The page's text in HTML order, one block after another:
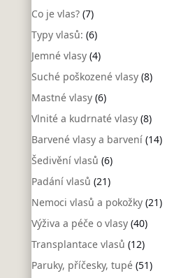
Co je vlas?(7)
Typy vlasů: (6)
Jemné vlasy(4)
Suché poškozené vlasy(8)
Mastné vlasy(6)
Vlnité a kudrnaté vlasy(8)
Barvené vlasy a barvení(14)
Šedivění vlasů (6)
Padání vlasů (21)
Nemoci vlasů a pokožky(21)
Výživa a péče o vlasy(40)
Transplantace vlasů (12)
Paruky, příčesky, tupé(51)